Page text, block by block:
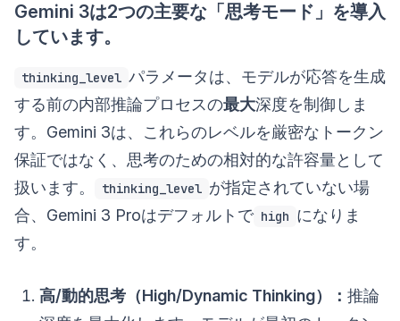
Gemini 3は2つの主要な「思考モード」を導入
しています。
thinking_level パラメータは、モデルが応答を生成
する前の内部推論プロセスの最大深度を制御しま
す。Gemini 3は、これらのレベルを厳密なトークン
保証ではなく、思考のための相対的な許容量として
扱います。
thinking_level が指定されていない場
合、Gemini 3 Proはデフォルトで high になりま
す。
高/動的思考（High/Dynamic Thinking）： 推論